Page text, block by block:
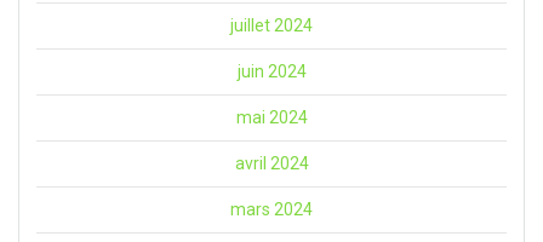
juillet 2024
juin 2024
mai 2024
avril 2024
mars 2024